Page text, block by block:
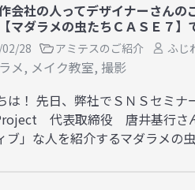
作会社の人ってデザイナーさん
マダラメの虫たちＣＡＳＥ７】
28 アミテスのご紹介 ふじ
メ, メイク教室, 撮影
は！ 先日、弊社でＳＮＳセミ
代表取締役 唐井基行さ
ブ」な人を紹介するマダラメの